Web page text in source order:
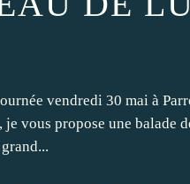
vendredi 30 mai à
vous propose une balade